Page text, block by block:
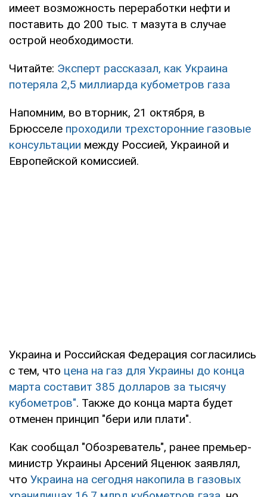
имеет возможность переработки нефти и
поставить до 200 тыс. т мазута в случае
острой необходимости.
Читайте: Эксперт рассказал, как Украина
потеряла 2,5 миллиарда кубометров газа
Напомним, во вторник, 21 октября, в
Брюсселе проходили трехсторонние газовые
консультации между Россией, Украиной и
Европейской комиссией.
Украина и Российская Федерация согласились
с тем, что цена на газ для Украины до конца
марта составит 385 долларов за тысячу
кубометров". Также до конца марта будет
отменен принцип "бери или плати".
Как сообщал "Обозреватель", ранее премьер-
министр Украины Арсений Яценюк заявлял,
что Украина на сегодня накопила в газовых